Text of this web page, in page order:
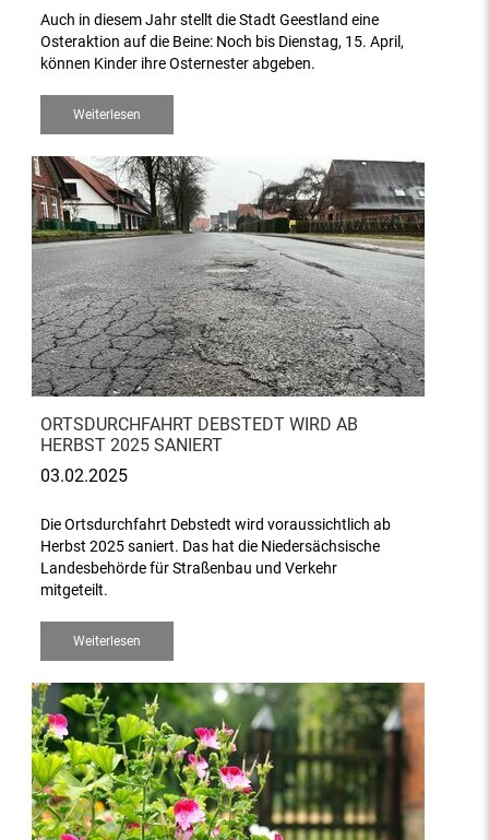
Auch in diesem Jahr stellt die Stadt Geestland eine
Osteraktion auf die Beine: Noch bis Dienstag, 15. April,
können Kinder ihre Osternester abgeben.
Weiterlesen
ORTSDURCHFAHRT DEBSTEDT WIRD AB
HERBST 2025 SANIERT
03.02.2025
Die Ortsdurchfahrt Debstedt wird voraussichtlich ab
Herbst 2025 saniert. Das hat die Niedersächsische
Landesbehörde für Straßenbau und Verkehr
mitgeteilt.
Weiterlesen